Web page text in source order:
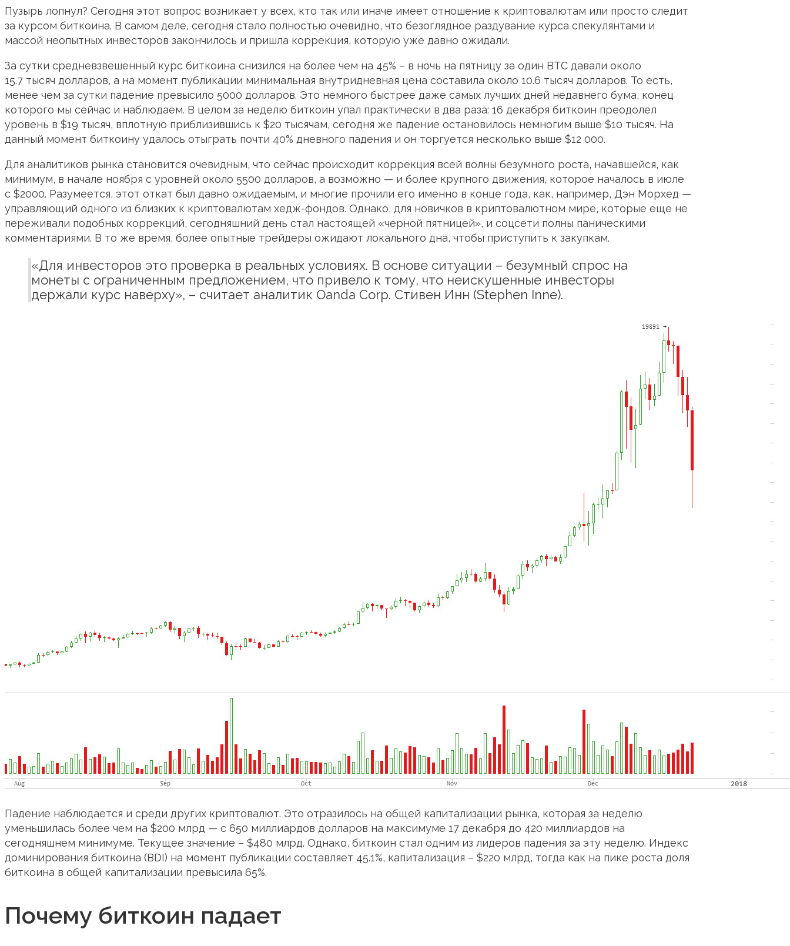
Пузырь лопнул? Сегодня этот вопрос возникает у всех, кто так или иначе имеет отношение к криптовалютам или просто следит
за курсом биткоина. В самом деле, сегодня стало полностью очевидно, что безоглядное раздувание курса спекулянтами и
массой неопытных инвесторов закончилось и пришла коррекция, которую уже давно ожидали.
За сутки средневзвешенный курс биткоина снизился на более чем на 45% – в ночь на пятницу за один BTC давали около
15.7 тысяч долларов, а на момент публикации минимальная внутридневная цена составила около 10.6 тысяч долларов. То есть,
менее чем за сутки падение превысило 5000 долларов. Это немного быстрее даже самых лучших дней недавнего бума, конец
которого мы сейчас и наблюдаем. В целом за неделю биткоин упал практически в два раза: 16 декабря биткоин преодолел
уровень в $19 тысяч, вплотную приблизившись к $20 тысячам, сегодня же падение остановилось немногим выше $10 тысяч. На
данный момент биткоину удалось отыграть почти 40% дневного падения и он торгуется несколько выше $12 000.
Для аналитиков рынка становится очевидным, что сейчас происходит коррекция всей волны безумного роста, начавшейся, как
минимум, в начале ноября с уровней около 5500 долларов, а возможно — и более крупного движения, которое началось в июле
с $2000. Разумеется, этот откат был давно ожидаемым, и многие прочили его именно в конце года, как, например, Дэн Морхед —
управляющий одного из близких к криптовалютам хедж-фондов. Однако, для новичков в криптовалютном мире, которые еще не
переживали подобных коррекций, сегодняшний день стал настоящей «черной пятницей», и соцсети полны паническими
комментариями. В то же время, более опытные трейдеры ожидают локального дна, чтобы приступить к закупкам.
«Для инвесторов это проверка в реальных условиях. В основе ситуации – безумный спрос на
монеты с ограниченным предложением, что привело к тому, что неискушенные инвесторы
держали курс наверху», – считает аналитик Oanda Corp. Стивен Инн (Stephen Inne).
Падение наблюдается и среди других криптовалют. Это отразилось на общей капитализации рынка, которая за неделю
уменьшилась более чем на $200 млрд — с 650 миллиардов долларов на максимуме 17 декабря до 420 миллиардов на
сегодняшнем минимуме. Текущее значение – $480 млрд. Однако, биткоин стал одним из лидеров падения за эту неделю. Индекс
доминирования биткоина (BDI) на момент публикации составляет 45.1%, капитализация – $220 млрд, тогда как на пике роста доля
биткоина в общей капитализации превысила 65%.
Почему биткоин падает